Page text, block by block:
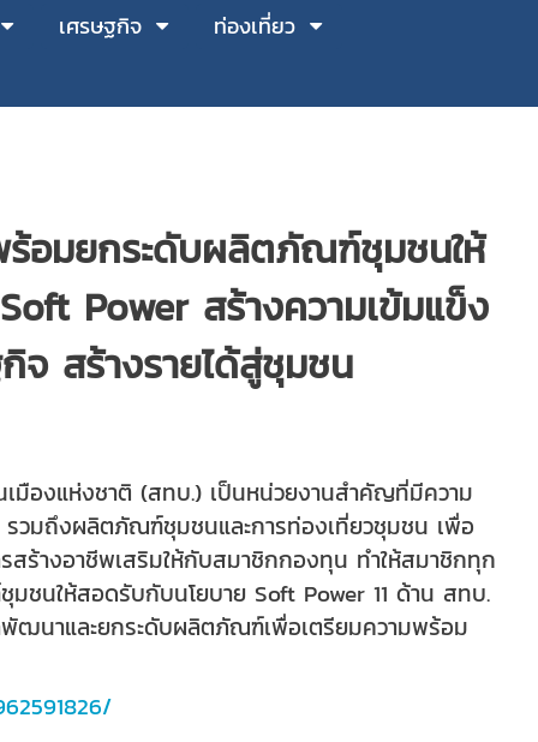
เศรษฐกิจ ท่องเที่ยว
ร้อมยกระดับผลิตภัณฑ์ชุมชนให้
Soft Power สร้างความเข้มแข็ง
จ สร้างรายได้สู่ชุมชน
มืองแห่งชาติ (สทบ.) เป็นหน่วยงานสำคัญที่มีความ
รวมถึงผลิตภัณฑ์ชุมชนและการท่องเที่ยวชุมชน เพื่อ
สร้างอาชีพเสริมให้กับสมาชิกกองทุน ทำให้สมาชิกทุก
มชนให้สอดรับกับนโยบายSoft Power 11 ด้าน สทบ.
ฒนาและยกระดับผลิตภัณฑ์เพื่อเตรียมความพร้อม